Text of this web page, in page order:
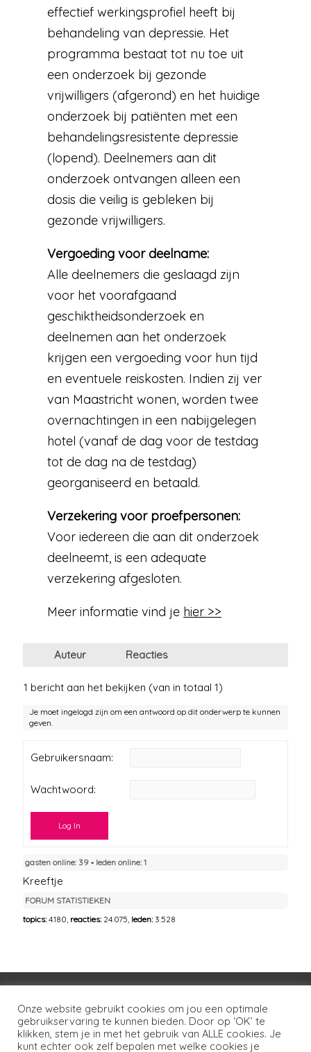
effectief werkingsprofiel heeft bij
behandeling van depressie. Het
programma bestaat tot nu toe uit
een onderzoek bij gezonde
vrijwilligers (afgerond) en het huidige
onderzoek bij patiënten met een
behandelingsresistente depressie
(lopend). Deelnemers aan dit
onderzoek ontvangen alleen een
dosis die veilig is gebleken bij
gezonde vrijwilligers.
Vergoeding voor deelname:
Alle deelnemers die geslaagd zijn
voor het voorafgaand
geschiktheidsonderzoek en
deelnemen aan het onderzoek
krijgen een vergoeding voor hun tijd
en eventuele reiskosten. Indien zij ver
van Maastricht wonen, worden twee
overnachtingen in een nabijgelegen
hotel (vanaf de dag voor de testdag
tot de dag na de testdag)
georganiseerd en betaald.
Verzekering voor proefpersonen:
Voor iedereen die aan dit onderzoek
deelneemt, is een adequate
verzekering afgesloten.
Meer informatie vind je hier >>
Auteur Reacties
1 bericht aan het bekijken (van in totaal 1)
Je moet ingelogd zijn om een antwoord op dit onderwerp te kunnen
geven.
Gebruikersnaam:
Wachtwoord:
Log In
gasten online: 39 ▪︎ leden online: 1
Kreeftje
FORUM STATISTIEKEN
topics:4.180, reacties: 24.075, leden: 3.528
Voorwaarden Huisregels
Privacybeleid
Disclaimer
Over LSG Ons netwerk Contact
Onze website gebruikt cookies om jou een optimale
gebruikservaring te kunnen bieden. Door op ‘OK’ te
klikken, stem je in met het gebruik van ALLE cookies. Je
kunt echter ook zelf bepalen met welke cookies je